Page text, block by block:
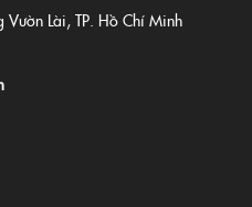
Lài, TP. Hồ Chí Minh